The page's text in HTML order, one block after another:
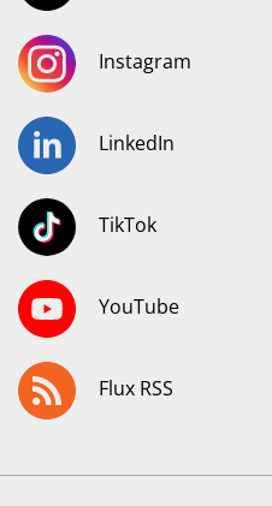
Instagram
LinkedIn
TikTok
YouTube
Flux RSS